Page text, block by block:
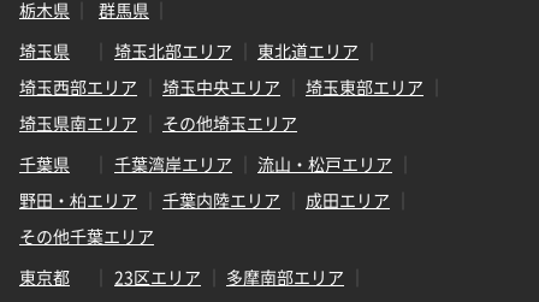
栃木県
群馬県
埼玉県
埼玉北部エリア
東北道エリア
埼玉西部エリア
埼玉中央エリア
埼玉東部エリア
埼玉県南エリア
その他埼玉エリア
千葉県
千葉湾岸エリア
流山・松戸エリア
野田・柏エリア
千葉内陸エリア
成田エリア
その他千葉エリア
東京都
23区エリア
多摩南部エリア